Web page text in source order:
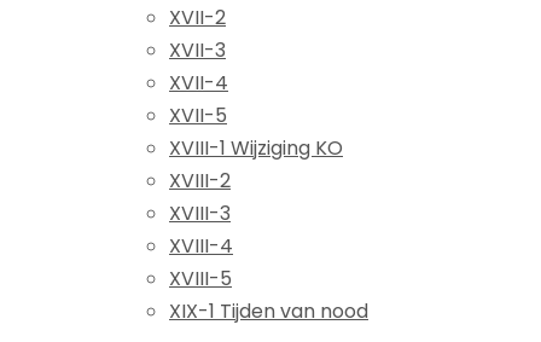
XVII-2
XVII-3
XVII-4
XVII-5
XVIII-1 Wijziging KO
XVIII-2
XVIII-3
XVIII-4
XVIII-5
XIX-1 Tijden van nood